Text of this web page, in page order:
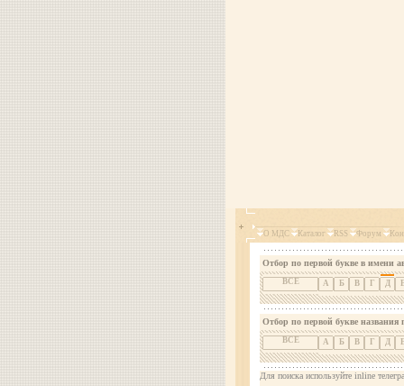
О МДС Каталог RSS Форум
Отбор по первой букве в имени
ВСЕ А Б В Г Д
Отбор по первой букве названия
ВСЕ А Б В Г Д
Для поиска используйте inline